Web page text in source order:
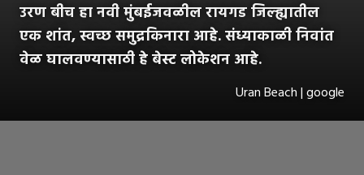
उरण बीच हा नवी मुंबईजवळील रायगड जिल्ह्यातील
एक शांत, स्वच्छ समुद्रकिनारा आहे. संध्याकाळी निवांत
वेळ घालवण्यासाठी हे बेस्ट लोकेशन आहे.
Uran Beach | google